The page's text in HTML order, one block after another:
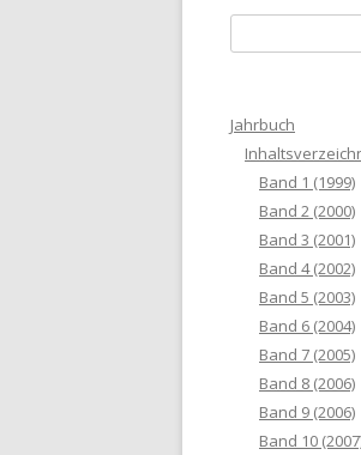
u
hJahrbuch
Band 1 (1999)
Band 2 (2000)
Band 3 (2001)
Band 4 (2002)
Band 5 (2003)
Band 6 (2004)
Band 7 (2005)
Band 8 (2006)
Band 9 (2006)
Band 10